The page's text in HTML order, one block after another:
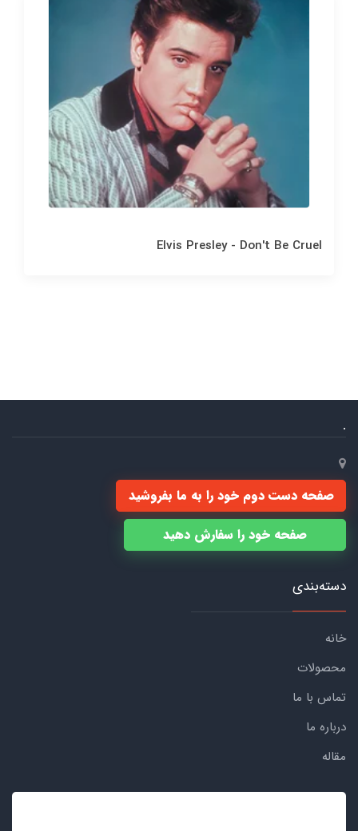
Elvis Presley - Don't Be Cruel
.
صفحه دست دوم خود را به ما بفروشید
صفحه خود را سفارش دهید
دسته‌بندی
خانه
محصولات
تماس با ما
درباره ما
مقاله